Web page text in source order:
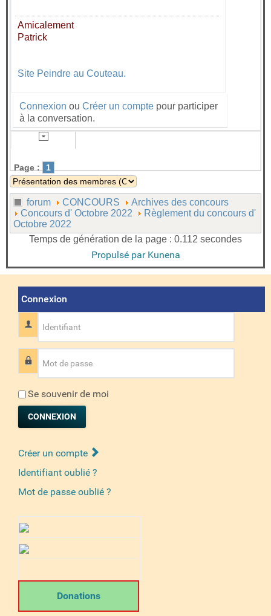
Amicalement
Patrick
Site Peindre au Couteau.
Connexion ou Créer un compte pour participer
à la conversation.
Page : 1
forum CONCOURS
Archives des concours
Concours d' Octobre 2022
Règlement du concours d'
Octobre 2022
Temps de génération de la page : 0.112 secondes
Propulsé par Kunena
Connexion
Identifiant
Mot de passe
Se souvenir de moi
CONNEXION
Créer un compte
Identifiant oublié ?
Mot de passe oublié ?
Donations